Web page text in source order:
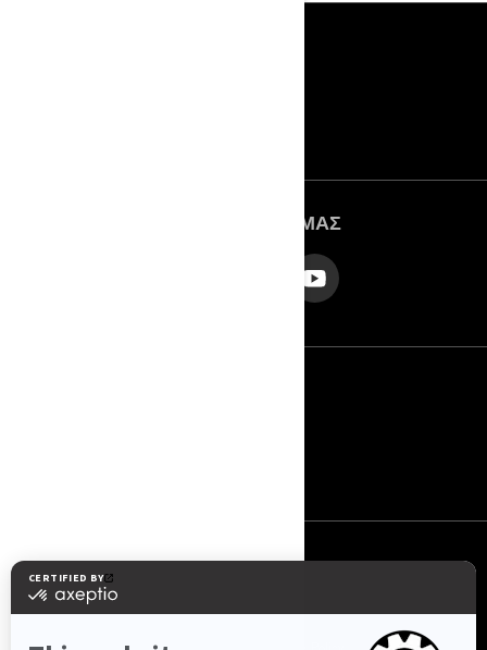
ΑΚΟΛΟΥΘΉΣΤΕ ΜΑΣ
Ελλάδα (Ελληνικά)
© BRP 2003-2026